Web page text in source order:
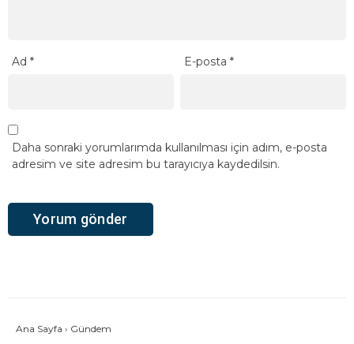
Ad * E-posta*
Daha sonraki yorumlarımda kullanılması için adım, e-posta
adresim ve site adresim bu tarayıcıya kaydedilsin.
Ana Sayfa › Gündem